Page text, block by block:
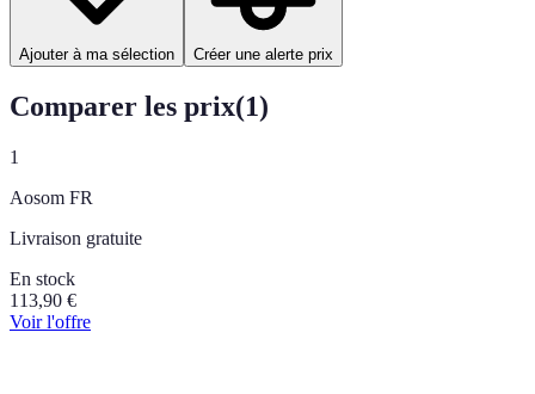
Ajouter à ma sélection Créer une alerte prix
Comparer les prix(1)
1
Aosom FR
Livraison gratuite
En stock
113,90 €
Voir l'offre